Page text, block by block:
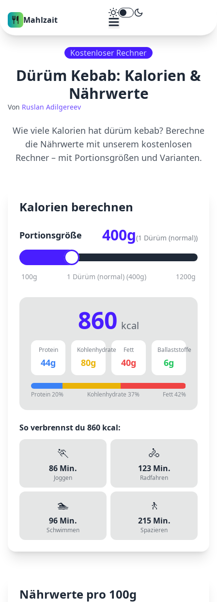
Mahlzait Theme umschalten
Kostenloser Rechner
Dürüm Kebab: Kalorien &
Nährwerte
Von Ruslan Adilgereev
Wie viele Kalorien hat dürüm kebab? Berechne
die Nährwerte mit unserem kostenlosen
Rechner – mit Portionsgrößen und Varianten.
Kalorien berechnen
Portionsgröße 400g(1 Dürüm (normal))
100g 1 Dürüm (normal) (400g) 1200g
860 kcal
Protein
44g
Kohlenhydrate
80g
Fett
40g
Ballaststoffe
6g
Protein20% Kohlenhydrate 37% Fett42%
So verbrennst du 860 kcal:
🏃
86 Min.
Joggen
🚴
123Min.
Radfahren
🏊
96 Min.
Schwimmen
🚶
215Min.
Spazieren
Nährwerte pro 100g